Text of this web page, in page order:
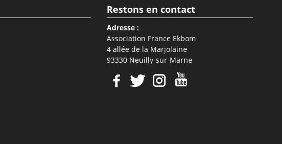
Restons en contact
Adresse :
Association France Ekbom
4 allée de la Marjolaine
93330 Neuilly-sur-Marne